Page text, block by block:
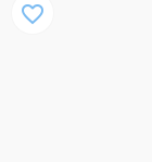
favorite_border